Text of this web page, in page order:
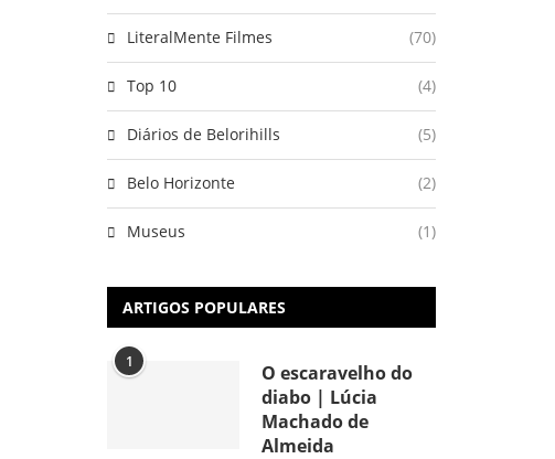
LiteralMente Filmes (70)
Top 10 (4)
Diários de Belorihills (5)
Belo Horizonte (2)
Museus (1)
ARTIGOS POPULARES
1
O escaravelho do
diabo | Lúcia
Machado de
Almeida